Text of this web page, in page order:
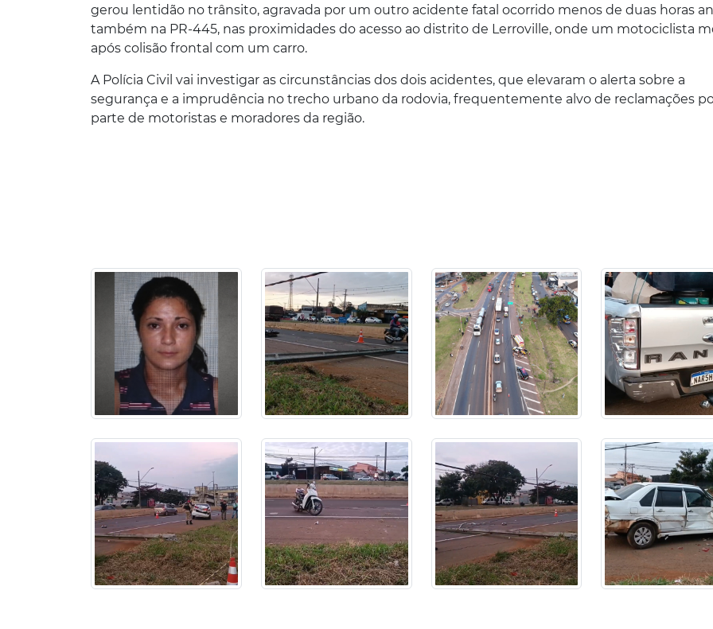
gerou lentidão no trânsito, agravada por um outro acidente fatal ocorrido menos de duas horas
também na PR-445, nas proximidades do acesso ao distrito de Lerroville, onde um motociclista
após colisão frontal com um carro.
A Polícia Civil vai investigar as circunstâncias dos dois acidentes, que elevaram o alerta sobre a
segurança e a imprudência no trecho urbano da rodovia, frequentemente alvo de reclamações
parte de motoristas e moradores da região.